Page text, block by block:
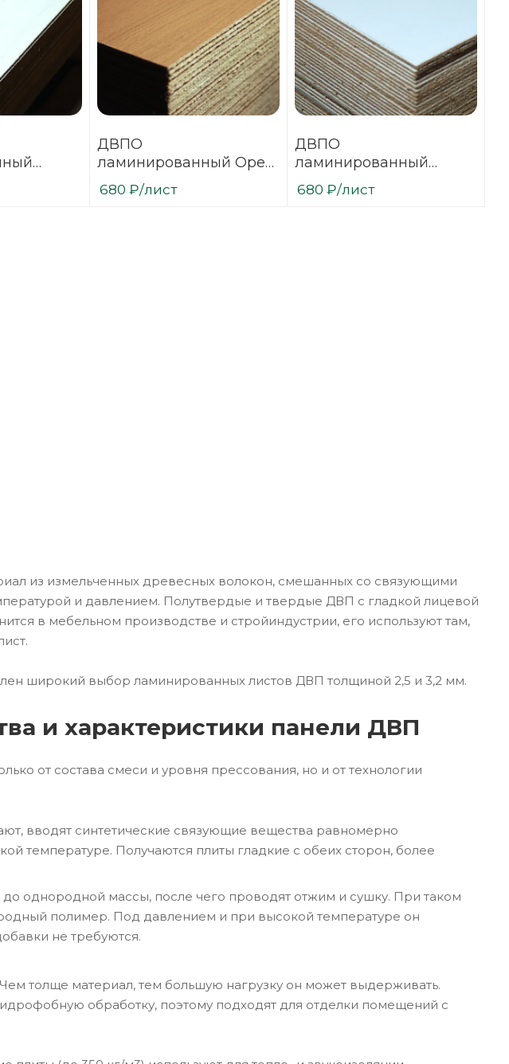
ДВПО
ламинированный Орех
№ 4842 3,2х1700х2745
680 ₽/лист
ДВПО
ламинированный
Серая 3,2х1700х2745
680 ₽/лист
из измельченных древесных волокон, смешанных со связующими
и давлением. Полутвердые и твердые ДВП с гладкой лицевой
в мебельном производстве и стройиндустрии, его используют там,
широкий выбор ламинированных листов ДВП толщиной 2,5 и 3,2 мм.
и характеристики панели ДВП
от состава смеси и уровня прессования, но и от технологии
вводят синтетические связующие вещества равномерно
температуре. Получаются плиты гладкие с обеих сторон, более
однородной массы, после чего проводят отжим и сушку. При таком
полимер. Под давлением и при высокой температуре он
не требуются.
толще материал, тем большую нагрузку он может выдерживать.
обработку, поэтому подходят для отделки помещений с